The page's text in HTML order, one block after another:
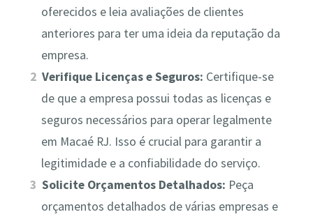
oferecidos e leia avaliações de clientes
anteriores para ter uma ideia da reputação da
empresa.
Verifique Licenças e Seguros: Certifique-se
de que a empresa possui todas as licenças e
seguros necessários para operar legalmente
em Macaé RJ. Isso é crucial para garantir a
legitimidade e a confiabilidade do serviço.
Solicite Orçamentos Detalhados: Peça
orçamentos detalhados de várias empresas e